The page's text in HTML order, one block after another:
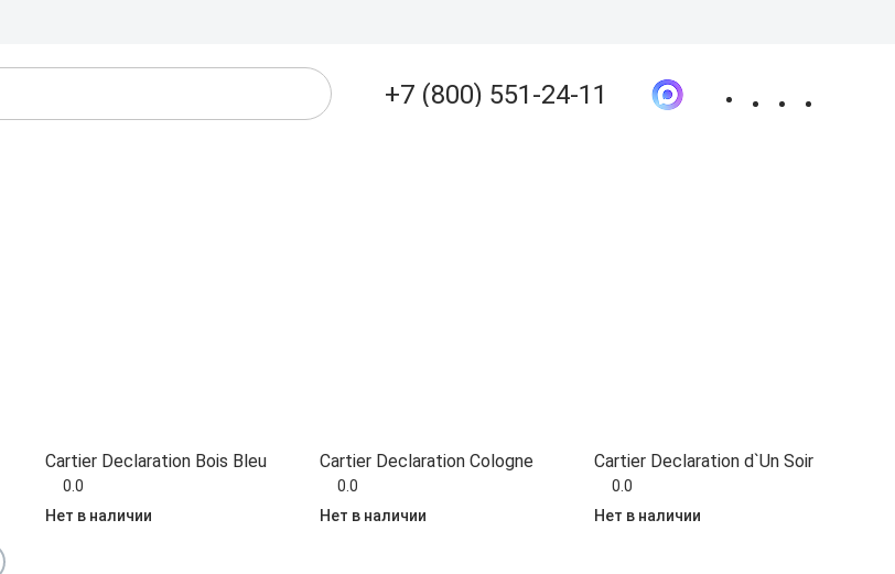
+7 (800) 551-24-11
Cartier Declaration Bois Bleu
0.0
Нет в наличии
Cartier Declaration Cologne
0.0
Нет в наличии
Cartier Declaration d`Un Soir
0.0
Нет в наличии